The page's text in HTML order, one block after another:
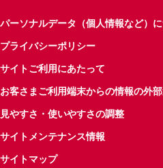
パーソナルデータ（個人情報など）
プライバシーポリシー
サイトご利用にあたって
お客さまご利用端末からの情報の外
見やすさ・使いやすさの調整
サイトメンテナンス情報
サイトマップ